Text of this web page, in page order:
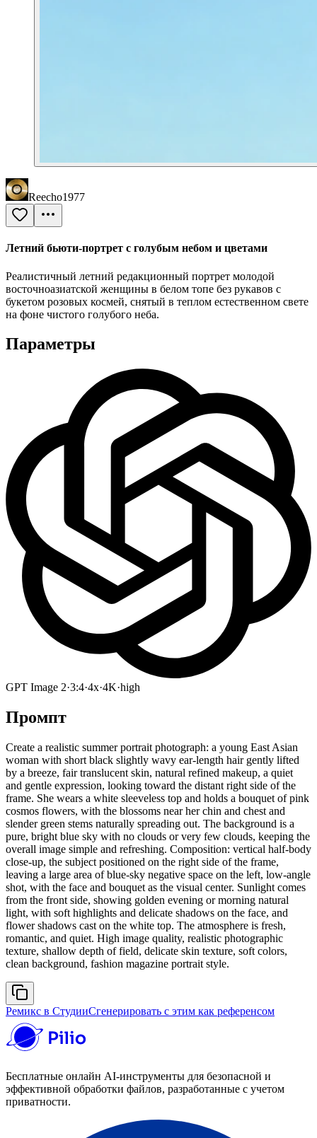
Reecho1977
Летний бьюти-портрет с голубым небом и цветами
Реалистичный летний редакционный портрет молодой
восточноазиатской женщины в белом топе без рукавов с
букетом розовых космей, снятый в теплом естественном свете
на фоне чистого голубого неба.
Параметры
GPT Image 2·3:4·4x·4K·high
Промпт
Create a realistic summer portrait photograph: a young East Asian
woman with short black slightly wavy ear-length hair gently lifted
by a breeze, fair translucent skin, natural refined makeup, a quiet
and gentle expression, looking toward the distant right side of the
frame. She wears a white sleeveless top and holds a bouquet of pink
cosmos flowers, with the blossoms near her chin and chest and
slender green stems naturally spreading out. The background is a
pure, bright blue sky with no clouds or very few clouds, keeping the
overall image simple and refreshing. Composition: vertical half-body
close-up, the subject positioned on the right side of the frame,
leaving a large area of blue-sky negative space on the left, low-angle
shot, with the face and bouquet as the visual center. Sunlight comes
from the front side, showing golden evening or morning natural
light, with soft highlights and delicate shadows on the face, and
flower shadows cast on the white top. The atmosphere is fresh,
romantic, and quiet. High image quality, realistic photographic
texture, shallow depth of field, delicate skin texture, soft colors,
clean background, fashion magazine portrait style.
Ремикс в СтудииСгенерировать с этим как референсом
Бесплатные онлайн AI-инструменты для безопасной и
эффективной обработки файлов, разработанные с учетом
приватности.